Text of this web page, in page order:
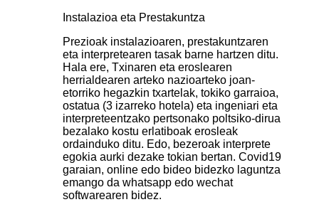
Instalazioa eta Prestakuntza
Prezioak instalazioaren, prestakuntzaren
eta interpretearen tasak barne hartzen ditu.
Hala ere, Txinaren eta eroslearen
herrialdearen arteko nazioarteko joan-
etorriko hegazkin txartelak, tokiko garraioa,
ostatua (3 izarreko hotela) eta ingeniari eta
interpreteentzako pertsonako poltsiko-dirua
bezalako kostu erlatiboak erosleak
ordainduko ditu. Edo, bezeroak interprete
egokia aurki dezake tokian bertan. Covid19
garaian, online edo bideo bidezko laguntza
emango da whatsapp edo wechat
softwarearen bidez.